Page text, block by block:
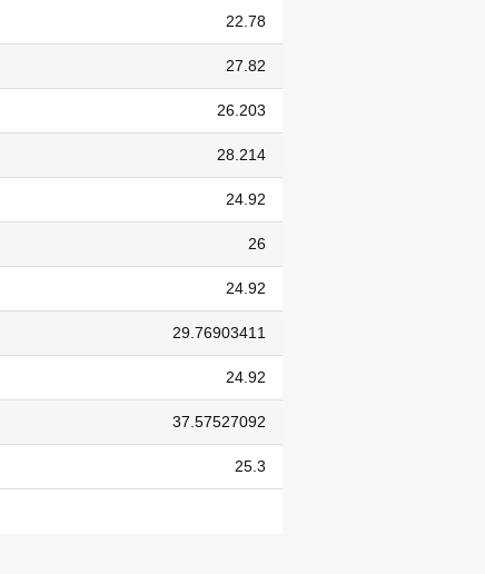
22.78
27.82
26.203
28.214
24.92
26
24.92
29.76903411
24.92
37.57527092
25.3